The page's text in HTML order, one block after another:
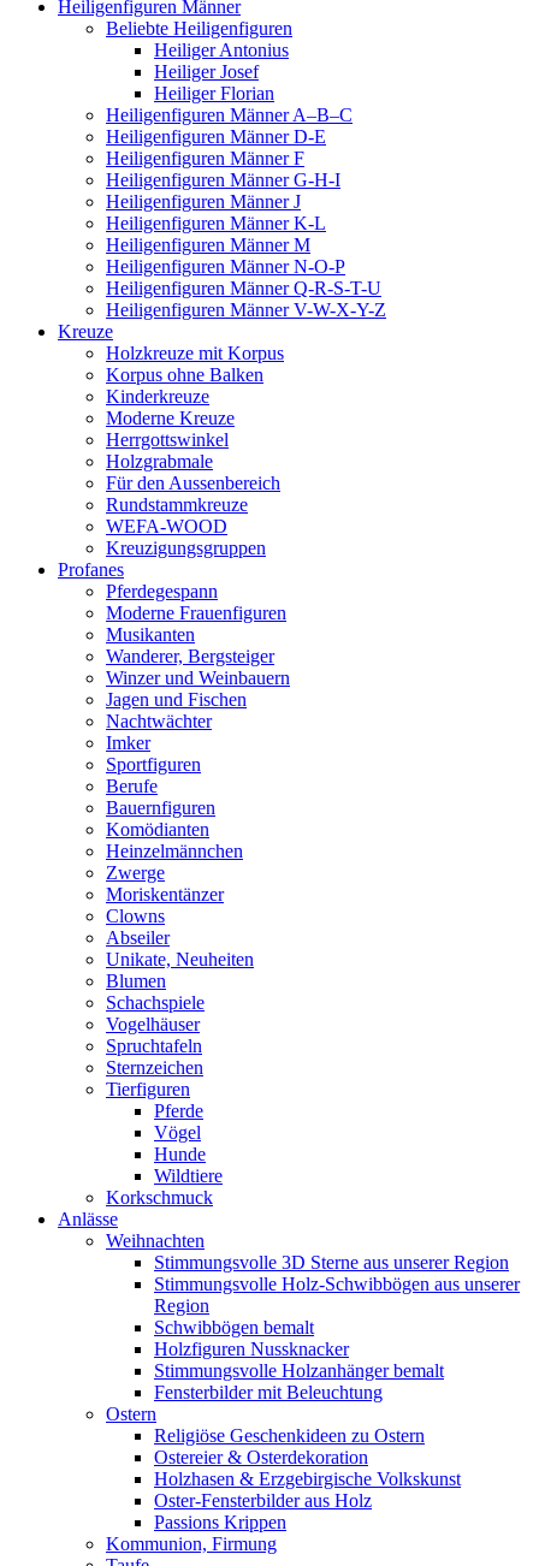
Heiligenfiguren Männer
Beliebte Heiligenfiguren
Heiliger Antonius
Heiliger Josef
Heiliger Florian
Heiligenfiguren Männer A–B–C
Heiligenfiguren Männer D-E
Heiligenfiguren Männer F
Heiligenfiguren Männer G-H-I
Heiligenfiguren Männer J
Heiligenfiguren Männer K-L
Heiligenfiguren Männer M
Heiligenfiguren Männer N-O-P
Heiligenfiguren Männer Q-R-S-T-U
Heiligenfiguren Männer V-W-X-Y-Z
Kreuze
Holzkreuze mit Korpus
Korpus ohne Balken
Kinderkreuze
Moderne Kreuze
Herrgottswinkel
Holzgrabmale
Für den Aussenbereich
Rundstammkreuze
WEFA-WOOD
Kreuzigungsgruppen
Profanes
Pferdegespann
Moderne Frauenfiguren
Musikanten
Wanderer, Bergsteiger
Winzer und Weinbauern
Jagen und Fischen
Nachtwächter
Imker
Sportfiguren
Berufe
Bauernfiguren
Komödianten
Heinzelmännchen
Zwerge
Moriskentänzer
Clowns
Abseiler
Unikate, Neuheiten
Blumen
Schachspiele
Vogelhäuser
Spruchtafeln
Sternzeichen
Tierfiguren
Pferde
Vögel
Hunde
Wildtiere
Korkschmuck
Anlässe
Weihnachten
Stimmungsvolle 3D Sterne aus unserer Region
Stimmungsvolle Holz-Schwibbögen aus unserer
Region
Schwibbögen bemalt
Holzfiguren Nussknacker
Stimmungsvolle Holzanhänger bemalt
Fensterbilder mit Beleuchtung
Ostern
Religiöse Geschenkideen zu Ostern
Ostereier & Osterdekoration
Holzhasen & Erzgebirgische Volkskunst
Oster-Fensterbilder aus Holz
Passions Krippen
Kommunion, Firmung